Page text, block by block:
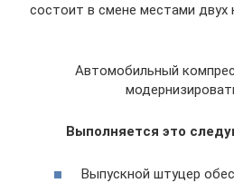
состоит в смене местами двух
Автомобильный
Выполняется это
Выпускной штуцер